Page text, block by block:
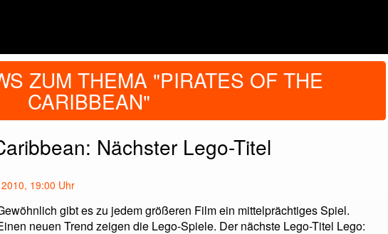
ZUM THEMA "PIRATES OF THE
CARIBBEAN"
Nächster Lego-Titel
19:00 Uhr
gibt es zu jedem größeren Film ein mittelprächtiges Spiel.
neuen Trend zeigen die Lego-Spiele. Der nächste Lego-Titel Lego: